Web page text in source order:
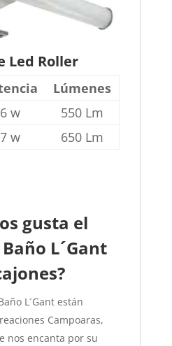
Led Roller
Lúmenes
6 w
550 Lm
7 w 650 Lm
gusta el
L´Gant
L´Gant están
Campoaras,
nos encanta por su